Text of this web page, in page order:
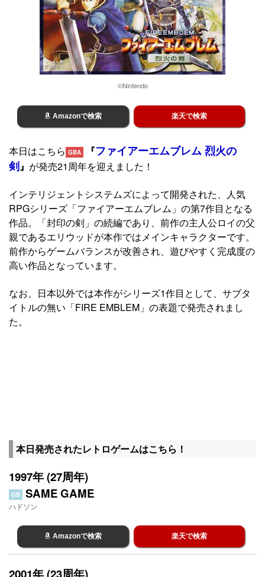
©Nintendo
Amazonで検索 楽天で検索
本日はこちら GBA 『ファイアーエムブレム 烈火の
剣』 が発売21周年を迎えました！
インテリジェントシステムズによって開発された、人気
RPGシリーズ「ファイアーエムブレム」の第7作目となる
作品。「封印の剣」の続編であり、前作の主人公ロイの父
親であるエリウッドが本作ではメインキャラクターです。
前作からゲームバランスが改善され、遊びやすく完成度の
高い作品となっています。
なお、日本以外では本作がシリーズ1作目として、サブタ
イトルの無い「FIRE EMBLEM」の表題で発売されまし
た。
本日発売されたレトロゲームはこちら！
1997年 (27周年)
GB SAME GAME
ハドソン
Amazonで検索 楽天で検索
2001年 (23周年)